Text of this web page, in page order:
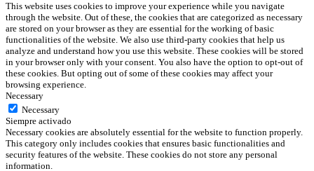
This website uses cookies to improve your experience while you navigate
through the website. Out of these, the cookies that are categorized as necessary
are stored on your browser as they are essential for the working of basic
functionalities of the website. We also use third-party cookies that help us
analyze and understand how you use this website. These cookies will be stored
in your browser only with your consent. You also have the option to opt-out of
these cookies. But opting out of some of these cookies may affect your
browsing experience.
Necessary
Necessary
Siempre activado
Necessary cookies are absolutely essential for the website to function properly.
This category only includes cookies that ensures basic functionalities and
security features of the website. These cookies do not store any personal
information.